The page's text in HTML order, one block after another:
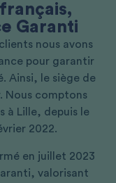
Garanti
nous avons
pour garantir
Ainsi, le siège de
Nous comptons
à Lille, depuis le
2022.
en juillet 2023
valorisant